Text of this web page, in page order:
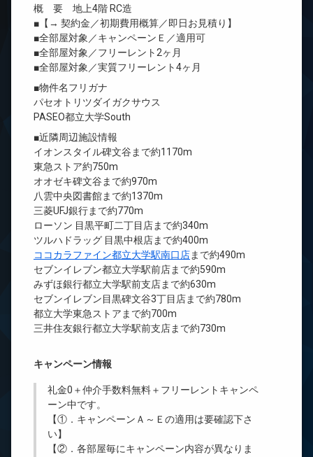
概 要 地上4階 RC造
■【→ 契約金／初期費用概算／即日お見積り】
■全部屋対象／キャンペーンＥ／適用可
■全部屋対象／フリーレント2ヶ月
■全部屋対象／実質フリーレント4ヶ月
■物件名フリガナ
パセオトリツダイガクサウス
PASEO都立大学South
■近隣周辺施設情報
イオンスタイル碑文谷まで約1170m
東急ストア約750m
オオゼキ碑文谷まで約970m
八雲中央図書館まで約1370m
三菱UFJ銀行まで約770m
ローソン 目黒平町二丁目店まで約340m
ツルハドラッグ 目黒中根店まで約400m
ココカラファイン都立大学駅南口店まで約490m
セブンイレブン都立大学駅前店まで約590m
みずほ銀行都立大学駅前支店まで約630m
セブンイレブン目黒碑文谷3丁目店まで約780m
都立大学東急ストアまで約700m
三井住友銀行都立大学駅前支店まで約730m
キャンペーン情報
礼金0 ＋仲介手数料無料＋ フリーレント キャンペ
ーン中です。
【①．キャンペーンＡ～Ｅの適用は要確認下さ
い】
【②．各部屋毎にキャンペーン内容が異なりま